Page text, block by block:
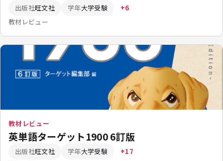
出版社旺文社 学年大学受験 +6
教材レビュー
教材レビュー
英単語ターゲット1900 6訂版
出版社旺文社 学年大学受験 +17